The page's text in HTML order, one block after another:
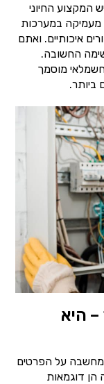
המקצוע החיוני
מעמיקה במערכות
איכותיים. ואתם
החשובה.
מוסמך
ביותר.
היא
מחשבה על הפרטים
הן דוגמאות